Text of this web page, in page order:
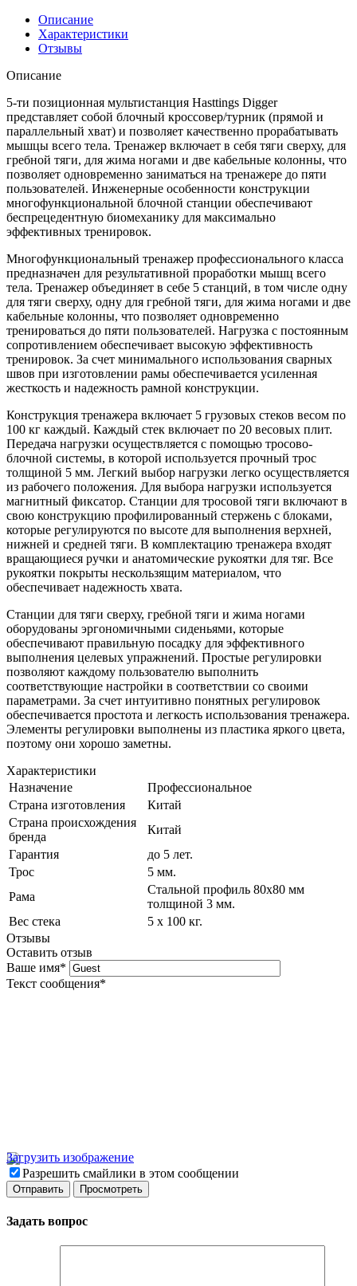
Описание
Характеристики
Отзывы
Описание
5-ти позиционная мультистанция Hasttings Digger
представляет собой блочный кроссовер/турник (прямой и
параллельный хват) и позволяет качественно прорабатывать
мышцы всего тела. Тренажер включает в себя тяги сверху, для
гребной тяги, для жима ногами и две кабельные колонны, что
позволяет одновременно заниматься на тренажере до пяти
пользователей. Инженерные особенности конструкции
многофункциональной блочной станции обеспечивают
беспрецедентную биомеханику для максимально
эффективных тренировок.
Многофункциональный тренажер профессионального класса
предназначен для результативной проработки мышц всего
тела. Тренажер объединяет в себе 5 станций, в том числе одну
для тяги сверху, одну для гребной тяги, для жима ногами и две
кабельные колонны, что позволяет одновременно
тренироваться до пяти пользователей. Нагрузка с постоянным
сопротивлением обеспечивает высокую эффективность
тренировок. За счет минимального использования сварных
швов при изготовлении рамы обеспечивается усиленная
жесткость и надежность рамной конструкции.
Конструкция тренажера включает 5 грузовых стеков весом по
100 кг каждый. Каждый стек включает по 20 весовых плит.
Передача нагрузки осуществляется с помощью тросово-
блочной системы, в которой используется прочный трос
толщиной 5 мм. Легкий выбор нагрузки легко осуществляется
из рабочего положения. Для выбора нагрузки используется
магнитный фиксатор. Станции для тросовой тяги включают в
свою конструкцию профилированный стержень с блоками,
которые регулируются по высоте для выполнения верхней,
нижней и средней тяги. В комплектацию тренажера входят
вращающиеся ручки и анатомические рукоятки для тяг. Все
рукоятки покрыты нескользящим материалом, что
обеспечивает надежность хвата.
Станции для тяги сверху, гребной тяги и жима ногами
оборудованы эргономичными сиденьями, которые
обеспечивают правильную посадку для эффективного
выполнения целевых упражнений. Простые регулировки
позволяют каждому пользователю выполнить
соответствующие настройки в соответствии со своими
параметрами. За счет интуитивно понятных регулировок
обеспечивается простота и легкость использования тренажера.
Элементы регулировки выполнены из пластика яркого цвета,
поэтому они хорошо заметны.
Характеристики
Назначение
Профессиональное
Страна изготовления
Китай
Страна происхождения
бренда
Китай
Гарантия
до 5 лет.
Трос
5 мм.
Рама
Стальной профиль 80х80 мм
толщиной 3 мм.
Вес стека
5 х 100 кг.
Отзывы
Оставить отзыв
Ваше имя*
Текст сообщения*
Загрузить изображение
Разрешить смайлики в этом сообщении
Задать вопрос